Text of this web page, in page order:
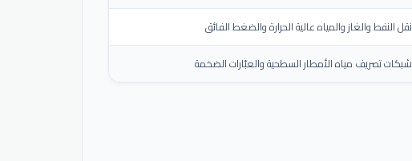
نقل النفط والغاز والمياه عالية الحرارة والضغط الفائق
شبكات تصريف مياه الأمطار السطحية والعبّارات الضخمة